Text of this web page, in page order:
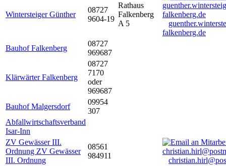
Wintersteiger Günther
08727
9604-19
Rathaus
Falkenberg
A 5
falkenberg.de
Bauhof Falkenberg
08727
969687
Klärwärter Falkenberg
08727
7170
oder
969687
Bauhof Malgersdorf
09954
307
Abfallwirtschaftsverband
Isar-Inn
ZV Gewässer III.
Ordnung ZV Gewässer
III. Ordnung
08561
984911